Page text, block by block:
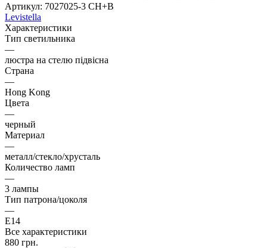
Артикул: 7027025-3 CH+B
Levistella
Характеристики
Тип светильника
—
люстра на стелю підвісна
Страна
—
Hong Kong
Цвета
—
черный
Материал
—
металл/стекло/хрусталь
Количество ламп
—
3 лампы
Тип патрона/цоколя
—
E14
Все характеристики
880 грн.